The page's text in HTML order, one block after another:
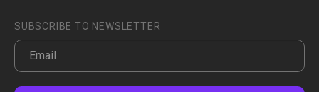
SUBSCRIBE TO NEWSLETTER